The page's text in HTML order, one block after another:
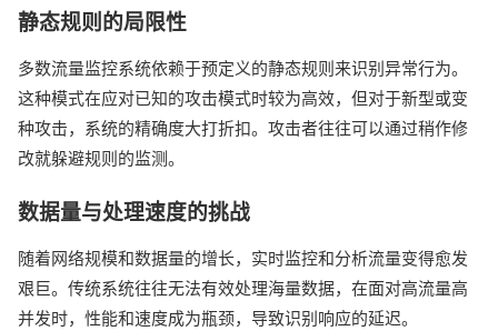
静态规则的局限性
多数流量监控系统依赖于预定义的静态规则来识别异常行为。
这种模式在应对已知的攻击模式时较为高效，但对于新型或变
种攻击，系统的精确度大打折扣。攻击者往往可以通过稍作修
改就躲避规则的监测。
数据量与处理速度的挑战
随着网络规模和数据量的增长，实时监控和分析流量变得愈发
艰巨。传统系统往往无法有效处理海量数据，在面对高流量高
并发时，性能和速度成为瓶颈，导致识别响应的延迟。